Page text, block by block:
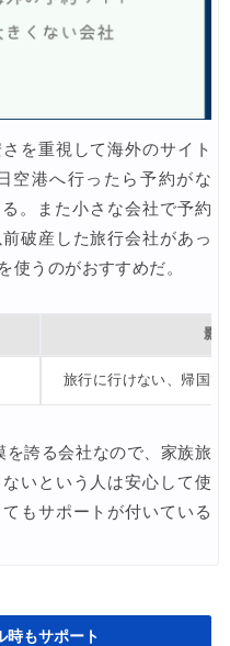
セール
大30,000円OFFクーポン
関西発)
クーポン
クーポン
大30,000円OFFクーポン
クーポン
大30,000円OFFクーポン
円OFFクーポン
5,000円OFFクーポン
円OFFクーポン
OFFクーポン
クーポン
を重視して海外のサイト
空港へ行ったら予約がな
。また小さな会社で予約
破産した旅行会社があっ
使うのがおすすめだ。
影
旅行に行けない、帰国
を誇る会社なので、家族旅
いという人は安心して使
もサポートが付いている
時もサポート